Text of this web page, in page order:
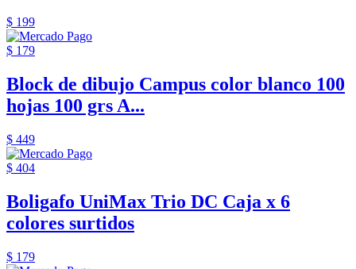
$ 199
$ 179
Block de dibujo Campus color blanco 100
hojas 100 grs A...
$ 449
$ 404
Boligafo UniMax Trio DC Caja x 6
colores surtidos
$ 179